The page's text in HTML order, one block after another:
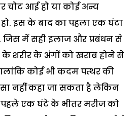
चोट आई हो या कोई अन्य
इस के बाद का पहला एक घंटा
जिस में सही इलाज और प्रबंधन से
शरीर के अंगों को खराब होने से
कोई भी कदम पत्थर की
नहीं कहा जा सकता है लेकिन
पहले एक घंटे के भीतर मरीज को